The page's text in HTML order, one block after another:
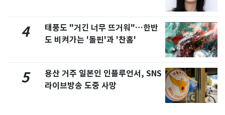
4
태풍도 "거긴 너무 뜨거워"…한반
도 비켜가는 '돌핀'과 '찬홈'
5
용산 거주 일본인 인플루언서, SNS
라이브방송 도중 사망